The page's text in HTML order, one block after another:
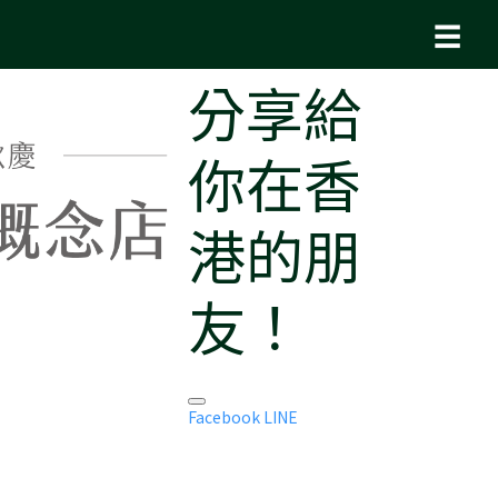
☰
分享給
你在香
港的朋
友！
Facebook LINE